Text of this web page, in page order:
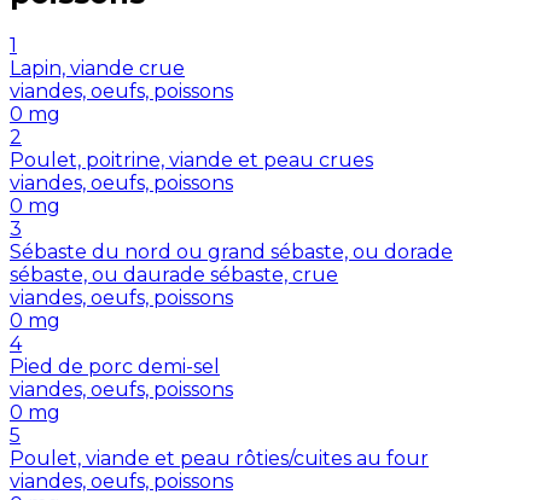
1
Lapin, viande crue
viandes, oeufs, poissons
0 mg
2
Poulet, poitrine, viande et peau crues
viandes, oeufs, poissons
0 mg
3
Sébaste du nord ou grand sébaste, ou dorade
sébaste, ou daurade sébaste, crue
viandes, oeufs, poissons
0 mg
4
Pied de porc demi-sel
viandes, oeufs, poissons
0 mg
5
Poulet, viande et peau rôties/cuites au four
viandes, oeufs, poissons